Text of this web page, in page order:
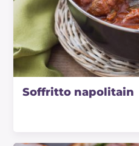
Soffritto napolitain